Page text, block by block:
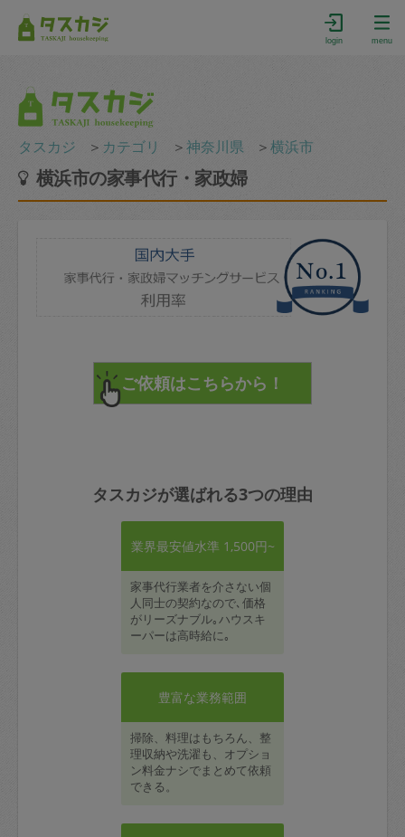
login menu
タスカジ ＞ カテゴリ ＞神奈川県 ＞横浜市
横浜市の家事代行・家政婦
タスカジが選ばれる3つの理由
業界最安値水準 1,500円~
家事代行業者を介さない個
人同士の契約なので､価格
がリーズナブル｡ハウスキ
ーパーは高時給に｡
豊富な業務範囲
掃除、料理はもちろん、整
理収納や洗濯も、オプショ
ン料金ナシでまとめて依頼
できる。